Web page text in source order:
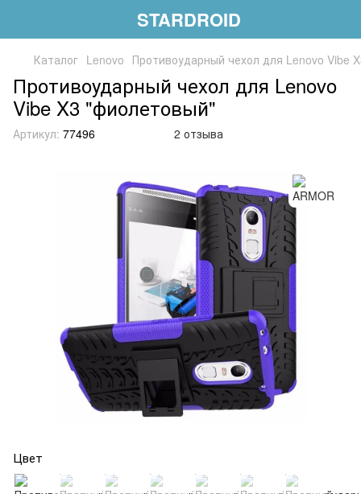
STARDROID
Каталог Lenovo Противоударный чехол для Lenovo Vibe
Противоударный чехол для Lenovo
Vibe X3 "фиолетовый"
Артикул: 77496 2 отзыва
Цвет